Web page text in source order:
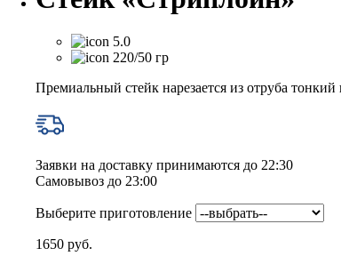
5.0
220/50 гр
Премиальный стейк нарезается из отруба
Заявки на доставку принимаются до 22:30
Самовывоз до 23:00
Выберите приготовление
1650 руб.